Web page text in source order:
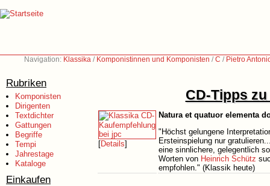
Navigation: Klassika / Komponistinnen und Komponisten /C / Pietro
Rubriken
Komponisten
Dirigenten
Textdichter
Gattungen
Begriffe
Tempi
Jahrestage
Kataloge
Einkaufen
CD-Tipps
[Details]
Natura et quatuor elementa
"Höchst gelungene
Ersteinspielung nur
eine sinnlichere, gelegentlich
Worten von Heinrich Schütz
empfohlen." (Klassik heute)